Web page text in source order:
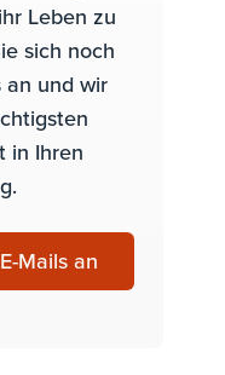
Leben zu
sich noch
an und wir
in Ihren
Mails an